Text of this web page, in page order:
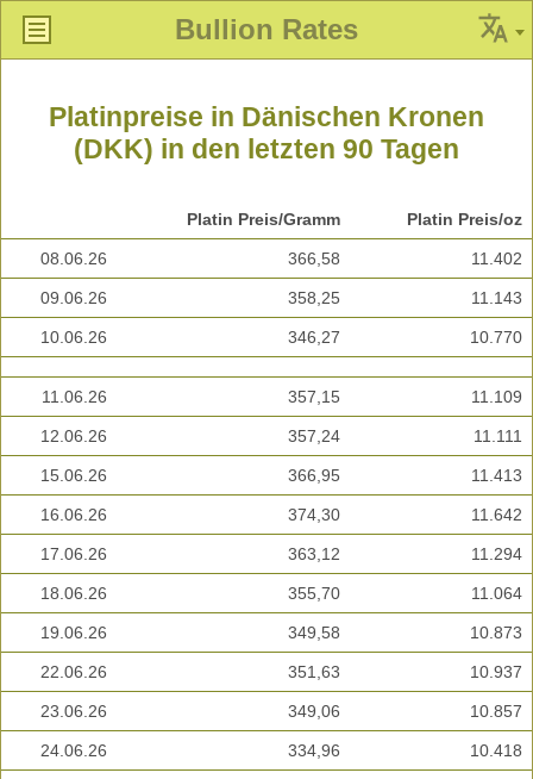
Bullion Rates
Platinpreise in Dänischen Kronen
(DKK) in den letzten 90 Tagen
Platin Preis/Gramm Platin Preis/oz
08.06.26 366,58 11.402
09.06.26 358,25 11.143
10.06.26 346,27 10.770
11.06.26 357,15 11.109
12.06.26 357,24 11.111
15.06.26 366,95 11.413
16.06.26 374,30 11.642
17.06.26 363,12 11.294
18.06.26 355,70 11.064
19.06.26 349,58 10.873
22.06.26 351,63 10.937
23.06.26 349,06 10.857
24.06.26 334,96 10.418